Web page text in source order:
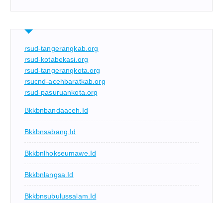
rsud-tangerangkab.org
rsud-kotabekasi.org
rsud-tangerangkota.org
rsucnd-acehbaratkab.org
rsud-pasuruankota.org
Bkkbnbandaaceh.id
Bkkbnsabang.id
Bkkbnlhokseumawe.id
Bkkbnlangsa.id
Bkkbnsubulussalam.id